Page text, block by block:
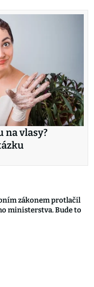
na vlasy?
zákonem protlačil
ministerstva. Bude to